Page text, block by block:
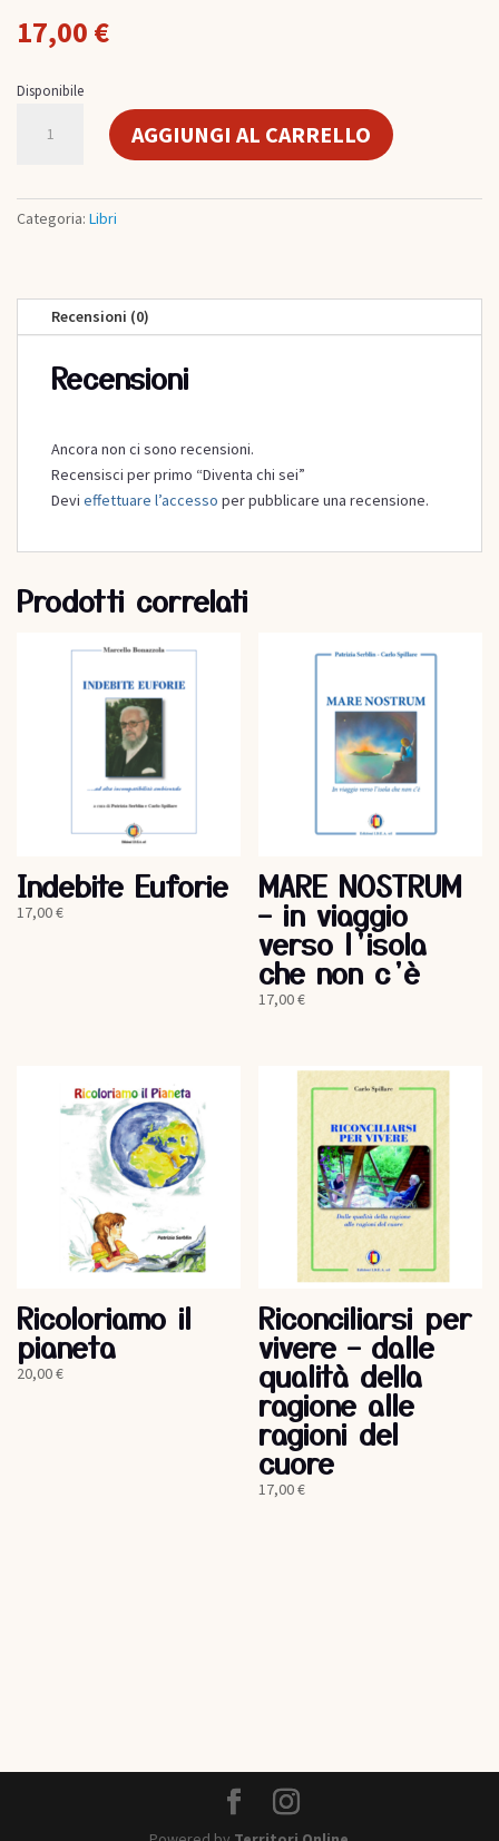
17,00 €
Disponibile
AGGIUNGI AL CARRELLO
Categoria: Libri
Recensioni (0)
Recensioni
Ancora non ci sono recensioni.
Recensisci per primo “Diventa chi sei”
Devi effettuare l’accesso per pubblicare una recensione.
Prodotti correlati
Indebite Euforie
17,00€
MARE NOSTRUM
– in viaggio
verso l’isola
che non c’è
17,00€
Ricoloriamo il
pianeta
20,00€
Riconciliarsi per
vivere – dalle
qualità della
ragione alle
ragioni del
cuore
17,00€